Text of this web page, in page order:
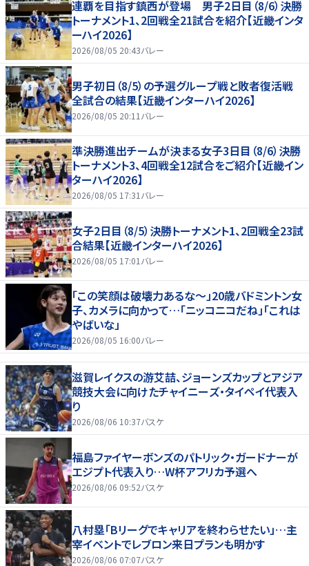
連覇を目指す鎮西が登場 男子2日目（8/6）決勝
トーナメント1、2回戦全21試合を紹介【近畿インタ
ーハイ2026】
2026/08/05 20:43バレー
男子初日（8/5）の予選グループ戦と敗者復活戦
全試合の結果【近畿インターハイ2026】
2026/08/05 20:11 バレー
準決勝進出チームが決まる女子3日目（8/6）決勝
トーナメント3、4回戦全12試合をご紹介【近畿イン
ターハイ2026】
2026/08/05 17:31 バレー
女子2日目（8/5）決勝トーナメント1、2回戦全23試
合結果【近畿インターハイ2026】
2026/08/05 17:01 バレー
「この笑顔は破壊力あるな〜」20歳バドミントン女
子、カメラに向かって…「ニッコニコだね」「これは
やばいな」
2026/08/05 16:00バレー
滋賀レイクスの游艾喆、ジョーンズカップとアジア
競技大会に向けたチャイニーズ・タイペイ代表入
り
2026/08/06 10:37バスケ
福島ファイヤーボンズのパトリック・ガードナーが
エジプト代表入り…W杯アフリカ予選へ
2026/08/06 09:52バスケ
八村塁「Bリーグでキャリアを終わらせたい」…主
宰イベントでレブロン来日プランも明かす
2026/08/06 07:07バスケ